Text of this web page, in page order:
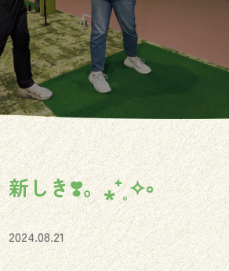
新しき❣️。⁎⁺˳✧༚
2024.08.21